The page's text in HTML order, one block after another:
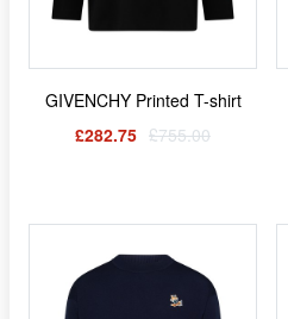
GIVENCHY Printed T-shirt
£282.75 £755.00